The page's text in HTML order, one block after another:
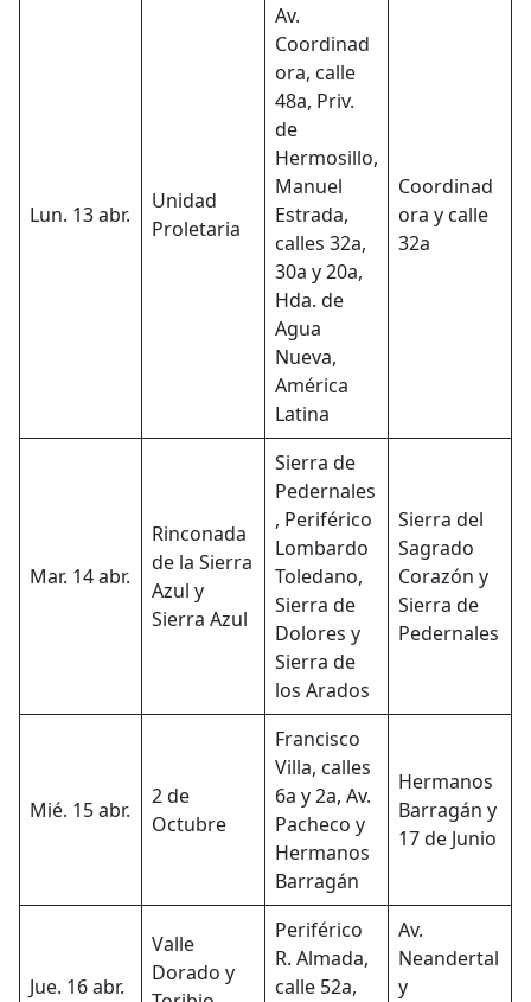
Lun. 13 abr.
Unidad
Proletaria
Av.
Coordinad
ora, calle
48a, Priv.
de
Hermosillo,
Manuel
Estrada,
calles 32a,
30a y 20a,
Hda. de
Agua
Nueva,
América
Latina
Coordinad
ora y calle
32a
Mar. 14 abr.
Rinconada
de la Sierra
Azul y
Sierra Azul
Sierra de
Pedernales
, Periférico
Lombardo
Toledano,
Sierra de
Dolores y
Sierra de
los Arados
Sierra del
Sagrado
Corazón y
Sierra de
Pedernales
Mié. 15 abr.
2 de
Octubre
Francisco
Villa, calles
6a y 2a, Av.
Pacheco y
Hermanos
Barragán
Hermanos
Barragán y
17 de Junio
Jue. 16 abr.
Valle
Dorado y
Periférico
R. Almada,
calle 52a,
Av.
Neandertal
y